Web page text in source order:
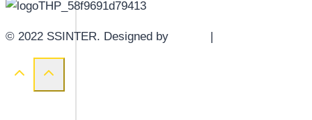
© 2022 SSINTER. Designed by |